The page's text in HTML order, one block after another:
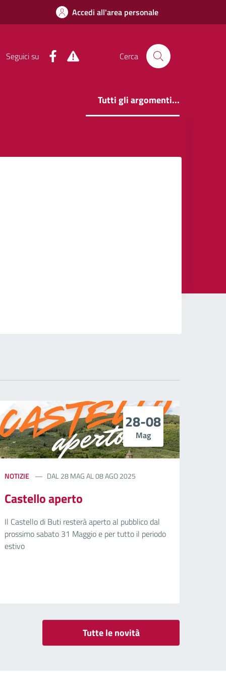
Accedi all'area personale
Seguici su FacebookAlert SystemCerca
Tutti gli argomenti...
28-08
Mag
NOTIZIE DAL 28 MAG AL 08 AGO 2025
Castello aperto
Il Castello di Buti resterà aperto al pubblico dal
prossimo sabato 31 Maggio e per tutto il periodo
estivo
Tutte le novità